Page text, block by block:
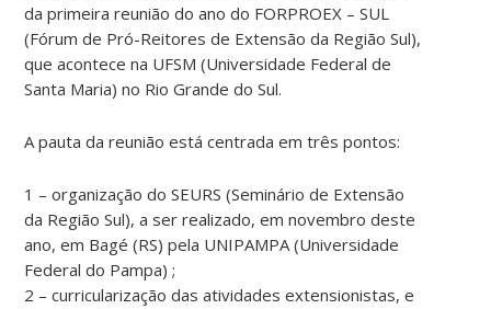
da primeira reunião do ano do FORPROEX – SUL
(Fórum de Pró-Reitores de Extensão da Região Sul),
que acontece na UFSM (Universidade Federal de
Santa Maria) no Rio Grande do Sul.
A pauta da reunião está centrada em três pontos:
1 – organização do SEURS (Seminário de Extensão
da Região Sul), a ser realizado, em novembro deste
ano, em Bagé (RS) pela UNIPAMPA (Universidade
Federal do Pampa) ;
2 – curricularização das atividades extensionistas, e